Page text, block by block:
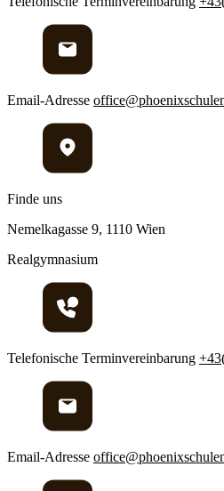
Email-Adresse
Finde uns
Nemelkagasse 9, 1110 Wien
Realgymnasium
Telefonische Terminvereinbarung
Email-Adresse